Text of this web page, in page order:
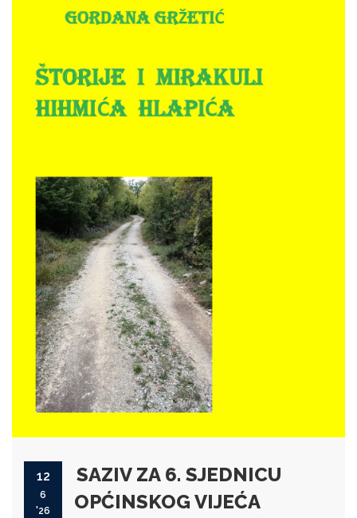
12
6
'26
SAZIV ZA 6. SJEDNICU
OPĆINSKOG VIJEĆA